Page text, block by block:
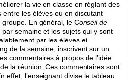
la vie en classe en réglant des
entre les élèves ou en discutant
groupe. En général, le Conseil de
par semaine et les sujets qui y sont
par les élèves et
de la semaine, inscrivent sur un
commentaires à propos de l’idée
la réunion. Ces commentaires sont
effet, l’enseignant divise le tableau